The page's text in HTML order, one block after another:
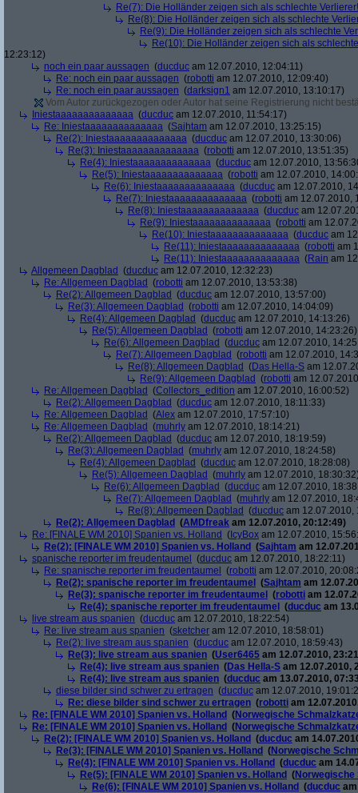
Re(7): Die Holländer zeigen sich als schlechte Verlierer!
Re(8): Die Holländer zeigen sich als schlechte
Re(9): Die Holländer zeigen sich als schlechte
Re(10): Die Holländer zeigen sich als
12:23:12)
noch ein paar aussagen (ducduc am 12.07.2010, 12:04:11)
Re: noch ein paar aussagen (robotti am 12.07.2010, 12:09:40)
Re: noch ein paar aussagen (darksign1 am 12.07.2010, 13:10:17)
Vom Autor zurückgezogen oder Autor hat seine Registrierung nicht
Iniestaaaaaaaaaaaaaa (ducduc am 12.07.2010, 11:54:17)
Re: Iniestaaaaaaaaaaaaaa (Sajhtam am 12.07.2010, 13:25:15)
Re(2): Iniestaaaaaaaaaaaaaa (ducduc am 12.07.2010, 13:30:06)
Re(3): Iniestaaaaaaaaaaaaaa (robotti am 12.07.2010, 13:51:35)
Re(4): Iniestaaaaaaaaaaaaaa (ducduc am 12.07.2010,
Re(5): Iniestaaaaaaaaaaaaaa (robotti am 12.07.2010,
Re(6): Iniestaaaaaaaaaaaaaa (ducduc am 12.07.2010,
Re(7): Iniestaaaaaaaaaaaaaa (robotti am 12.07.2010,
Re(8): Iniestaaaaaaaaaaaaaa (ducduc am
Re(9): Iniestaaaaaaaaaaaaaa (robotti am
Re(10): Iniestaaaaaaaaaaaaaa (ducduc am
Re(11): Iniestaaaaaaaaaaaaaa (robotti am
Re(11): Iniestaaaaaaaaaaaaaa (Rain am
Allgemeen Dagblad (ducduc am 12.07.2010, 12:32:23)
Re: Allgemeen Dagblad (robotti am 12.07.2010, 13:53:38)
Re(2): Allgemeen Dagblad (ducduc am 12.07.2010, 13:57:00)
Re(3): Allgemeen Dagblad (robotti am 12.07.2010, 14:04:09)
Re(4): Allgemeen Dagblad (ducduc am 12.07.2010, 14:13:26)
Re(5): Allgemeen Dagblad (robotti am 12.07.2010, 14:23:26)
Re(6): Allgemeen Dagblad (ducduc am 12.07.2010,
Re(7): Allgemeen Dagblad (robotti am 12.07.2010,
Re(8): Allgemeen Dagblad (Das Hella-S am
Re(9): Allgemeen Dagblad (robotti am
Re: Allgemeen Dagblad (Collectors_edition am 12.07.2010, 16:00:52)
Re(2): Allgemeen Dagblad (ducduc am 12.07.2010, 18:11:33)
Re: Allgemeen Dagblad (Alex am 12.07.2010, 17:57:10)
Re: Allgemeen Dagblad (muhrly am 12.07.2010, 18:14:21)
Re(2): Allgemeen Dagblad (ducduc am 12.07.2010, 18:19:59)
Re(3): Allgemeen Dagblad (muhrly am 12.07.2010, 18:24:58)
Re(4): Allgemeen Dagblad (ducduc am 12.07.2010, 18:28:08)
Re(5): Allgemeen Dagblad (muhrly am 12.07.2010,
Re(6): Allgemeen Dagblad (ducduc am 12.07.2010,
Re(7): Allgemeen Dagblad (muhrly am 12.07.2010,
Re(8): Allgemeen Dagblad (ducduc am 12.07.2010,
Re(2): Allgemeen Dagblad (AMDfreak am 12.07.2010, 20:12:49)
Re: [FINALE WM 2010] Spanien vs. Holland ( IcyBox am 12.07.2010,
Re(2): [FINALE WM 2010] Spanien vs. Holland (Sajhtam am
spanische reporter im freudentaumel
(ducduc am 12.07.2010, 18:22:11)
Re: spanische reporter im freudentaumel
(robotti am 12.07.2010,
Re(2): spanische reporter im freudentaumel
(Sajhtam am
Re(3): spanische reporter im freudentaumel
(robotti am
Re(4): spanische reporter im freudentaumel
(ducduc am
live stream aus spanien (ducduc am 12.07.2010, 18:22:54)
Re: live stream aus spanien (sketcher am 12.07.2010, 18:58:01)
Re(2): live stream aus spanien (ducduc am 12.07.2010, 18:59:43)
Re(3): live stream aus spanien (User6465 am 12.07.2010,
Re(4): live stream aus spanien (Das Hella-S am 12.07.2010,
Re(4): live stream aus spanien (ducduc am 13.07.2010,
diese bilder sind schwer zu ertragen (ducduc am 12.07.2010,
Re: diese bilder sind schwer zu ertragen (robotti am
Re: [FINALE WM 2010] Spanien vs. Holland (Norwegische
Re: [FINALE WM 2010] Spanien vs. Holland (Norwegische
Re(2): [FINALE WM 2010] Spanien vs. Holland (ducduc am
Re(3): [FINALE WM 2010] Spanien vs. Holland (Norwegische
Re(4): [FINALE WM 2010] Spanien vs. Holland (ducduc am
Re(5): [FINALE WM 2010] Spanien vs. Holland (
Re(6): [FINALE WM 2010] Spanien vs. Holland (ducduc